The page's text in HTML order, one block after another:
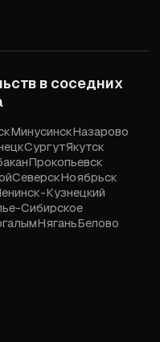
в соседних
МинусинскНазарово
СургутЯкутск
Прокопьевск
СеверскНоябрьск
Кузнецкий
Сибирское
НяганьБелово